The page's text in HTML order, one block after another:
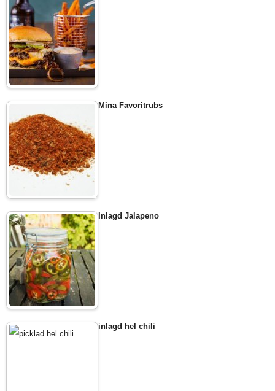
Mina Favoritrubs
Inlagd Jalapeno
inlagd hel chili